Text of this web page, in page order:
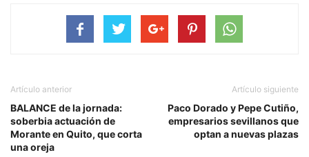
Artículo anterior
BALANCE de la jornada:
soberbia actuación de
Morante en Quito, que corta
una oreja
Artículo siguiente
Paco Dorado y Pepe Cutiño,
empresarios sevillanos que
optan a nuevas plazas